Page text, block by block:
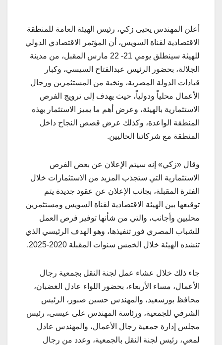
أعلن المهندس يحيى زكي، رئيس الهيئة العامة للمنطقة
الاقتصادية لقناة السويس، أن المؤتمر الاقتصادي الدولي
للهيئة سينطلق يومي 21- 22 مارس المقبل، من مدينة
الجلالة، بحضور الرئيس عبدالفتاح السيسي، وكبار
قيادات الدولة المصرية، ونخبة من المستثمرين ورجال
الأعمال محلياً ودولياً، حيث يهدف إلى ترويج الفرص
الاستثمارية بالهيئة، وعرض أهم ما يميز الاستثمار بهذه
المنطقة الواعدة، وكذلك عرض قصص النجاح داخل
المنطقة مع شركائنا الحاليين.
وقال «زكي» إنه سيتم الإعلان عن بعض الفرص
الاستثمارية التي ستجذب المزيد من الاستثمارات خلال
الفترة المقبلة، بجانب الإعلان عن عقود جديدة يتم
توقيعها بين الهيئة الاقتصادية لقناة السويس ومستثمرين
محليين وأجانب، والتي من شأنها توفير فرص العمل
للشباب المصري فور تنفيذها، وهو الهدف الرئيسي الذي
تنشده الهيئة خلال الخمس سنوات المقبلة 2020-2025.
جاء ذلك خلال عشاء عمل لجنة النقل بجمعية رجال
الأعمال، مساء الأربعاء، بحضور اللواء عادل الغضبان،
محافظ بورسعيد، والمهندس حسين صبور، الرئيس
الشرفي للجمعية، ورئاسة المهندس على عيسى، رئيس
مجلس إدارة جمعية رجال الأعمال، والمهندس عادل
لمعي، رئيس لجنة النقل بالجمعية، وعدد من رجال